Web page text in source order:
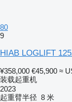
80
9
HIAB LOGLIFT
¥358,000 €45,900 ≈
装载起重机
2023
起重臂半径 8 米